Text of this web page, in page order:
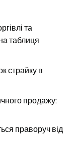
та
таблиця
страйку в
продажу:
праворуч від